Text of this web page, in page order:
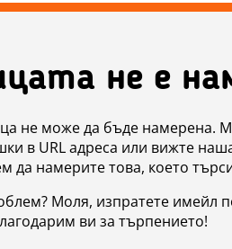
не е
не може да бъде намерена.
в URL адреса или вижте
да намерите това, което
Моля, изпратете имейл
ви за търпението!